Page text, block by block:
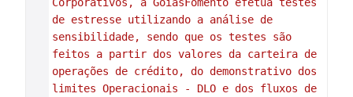
de estresse utilizando a análise de
sensibilidade, sendo que os testes são
feitos a partir dos valores da carteira de
operações de crédito, do demonstrativo dos
limites Operacionais - DLO e dos fluxos de